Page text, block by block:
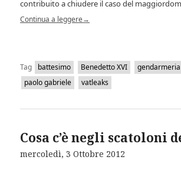
contribuito a chiudere il caso del
Continua a leggere→
Tag battesimo Benedetto XVI gendarmeria
paolo gabriele
vatleaks
Cosa c’è negli scatoloni
mercoledì, 3 Ottobre 2012